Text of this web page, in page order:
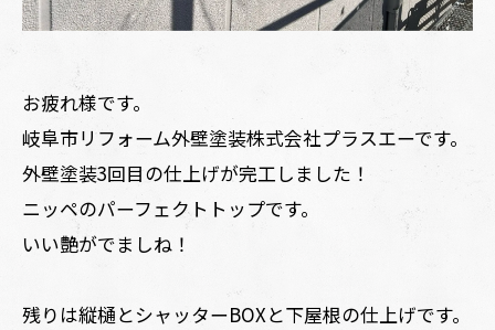
お疲れ様です。
岐阜市リフォーム外壁塗装株式会社プラスエーです。
外壁塗装3回目の仕上げが完工しました！
ニッペのパーフェクトトップです。
いい艶がでましね！
残りは縦樋とシャッターBOXと下屋根の仕上げです。